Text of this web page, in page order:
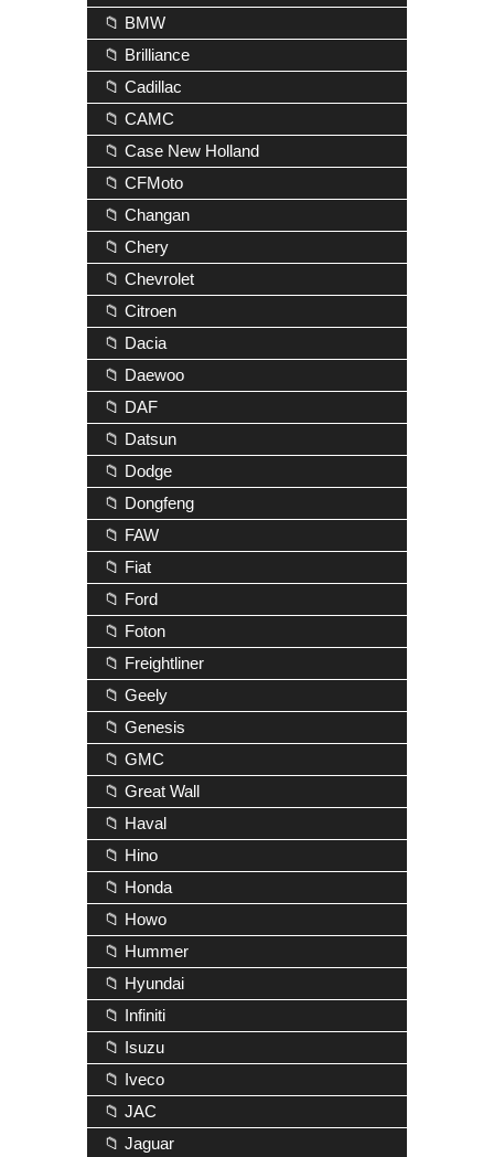
📁 BMW
📁 Brilliance
📁 Cadillac
📁 CAMC
📁 Case New Holland
📁 CFMoto
📁 Changan
📁 Chery
📁 Chevrolet
📁 Citroen
📁 Dacia
📁 Daewoo
📁 DAF
📁 Datsun
📁 Dodge
📁 Dongfeng
📁 FAW
📁 Fiat
📁 Ford
📁 Foton
📁 Freightliner
📁 Geely
📁 Genesis
📁 GMC
📁 Great Wall
📁 Haval
📁 Hino
📁 Honda
📁 Howo
📁 Hummer
📁 Hyundai
📁 Infiniti
📁 Isuzu
📁 Iveco
📁 JAC
📁 Jaguar